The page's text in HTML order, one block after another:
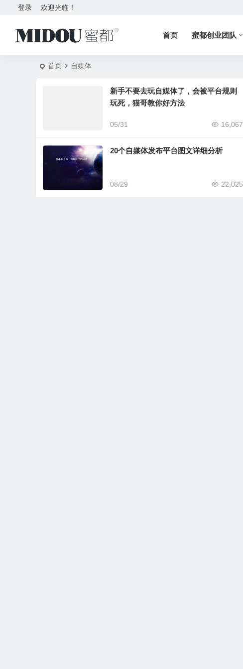
欢迎光临！
登录
首页 蜜都创业团队
首页 自媒体
新手不要去玩自媒体了，会被平台规则
玩死，猫哥教你好方法
05/31 16,067
20个自媒体发布平台图文详细分析
08/29 22,025